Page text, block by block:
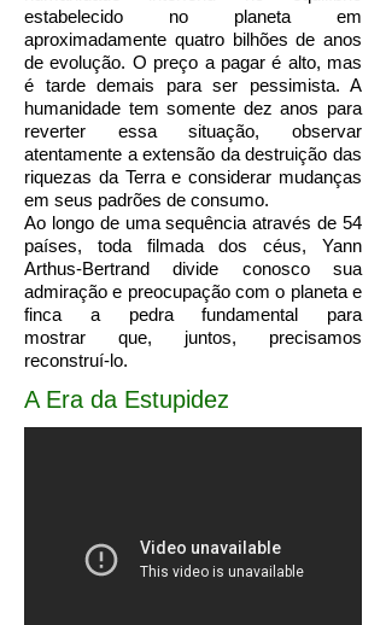
estabelecido no planeta em
aproximadamente quatro bilhões de anos
de evolução. O preço a pagar é alto, mas
é tarde demais para ser pessimista. A
humanidade tem somente dez anos para
reverter essa situação, observar
atentamente a extensão da destruição das
riquezas da Terra e considerar mudanças
em seus padrões de consumo.
Ao longo de uma sequência através de 54
países, toda filmada dos céus, Yann
Arthus-Bertrand divide conosco sua
admiração e preocupação com o planeta e
finca a pedra fundamental para
mostrar que, juntos, precisamos
reconstruí-lo.
A Era da Estupidez